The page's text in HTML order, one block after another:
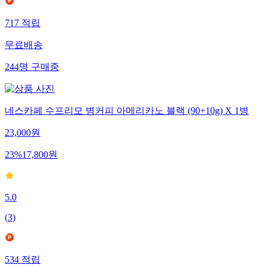
717적립
무료배송
244명구매중
네스카페 수프리모 병커피 아메리카노 블랙 (90+10g) X 1병
23,000원
23%17,800원
5.0
(3)
534적립